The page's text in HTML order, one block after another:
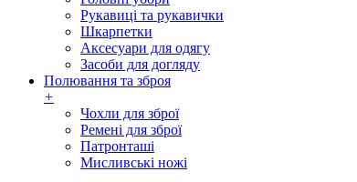
Рукавиці та рукавички
Шкарпетки
Аксесуари для одягу
Засоби для догляду
Полювання та зброя
+
Чохли для зброї
Ремені для зброї
Патронташі
Мисливські ножі